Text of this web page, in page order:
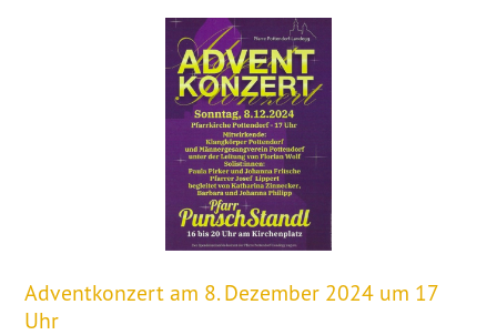
Adventkonzert am 8. Dezember 2024 um 17
Uhr